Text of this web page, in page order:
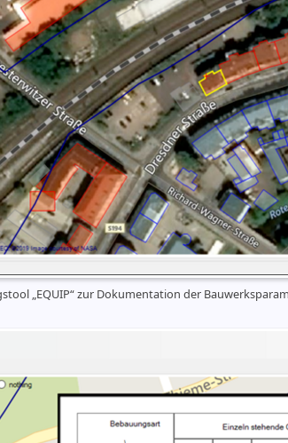
„EQUIP“ zur Dokumentation der